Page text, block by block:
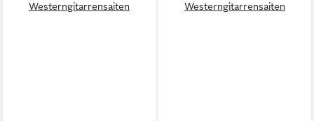
Westerngitarrensaiten
Westerngitarrensaiten